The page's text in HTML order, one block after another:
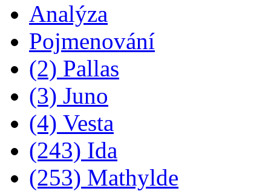
Analýza
Pojmenování
(2) Pallas
(3) Juno
(4) Vesta
(243) Ida
(253) Mathylde